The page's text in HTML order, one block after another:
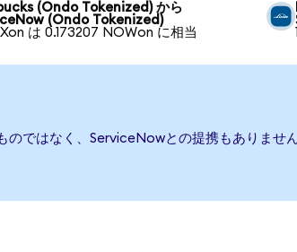
(Ondo Tokenized) から
(Ondo Tokenized)
は 0.173207 NOWon に相当
ではなく、ServiceNowとの提携もありませ